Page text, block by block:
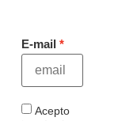
E-mail
Acepto